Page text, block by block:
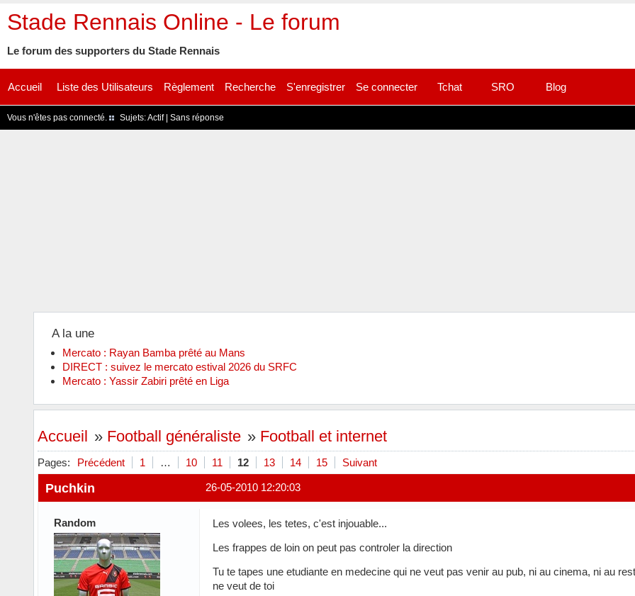
Stade Rennais Online - Le forum
Le forum des supporters du Stade Rennais
Accueil Liste des Utilisateurs Règlement Recherche S'enregistrer Se connecter Tchat SRO Blog
Vous n'êtes pas connecté. Sujets:Actif| Sans réponse
A la une
Mercato : Rayan Bamba prêté au Mans
DIRECT : suivez le mercato estival 2026 du SRFC
Mercato : Yassir Zabiri prêté en Liga
Accueil » Football généraliste » Football et internet
Pages: Précédent 1 … 10 11 12 13 14 15 Suivant
26-05-2010 12:20:03
Puchkin
Random
Les volees, les tetes, c'est injouable...
Les frappes de loin on peut pas controler la direction
Tu te tapes une etudiante en medecine qui ne veut pas venir au pub, ni au cinema, ni au
ne veut de toi